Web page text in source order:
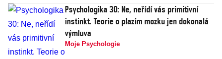
Psychologika 30: Ne, neřídí vás primitivní
instinkt. Teorie o plazím mozku jen dokonalá
výmluva
Moje Psychologie